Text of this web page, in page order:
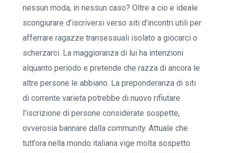
nessun moda, in nessun caso? Oltre a cio e ideale
scongiurare d’iscriversi verso siti d’incontri utili per
afferrare ragazze transessuali isolato a giocarci o
scherzarci. La maggioranza di lui ha intenzioni
alquanto periodo e pretende che razza di ancora le
altre persone le abbiano. La preponderanza di siti
di corrente varieta potrebbe di nuovo rifiutare
l’iscrizione di persone considerate sospette,
ovverosia bannare dalla community. Attuale che
tutt’ora nella mondo italiana vige molta sospetto